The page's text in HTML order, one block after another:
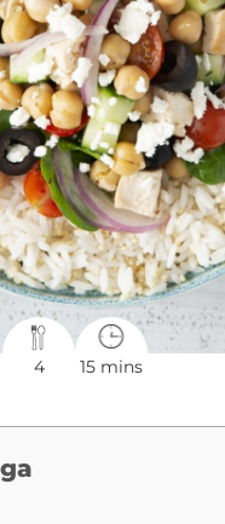
4 15 mins